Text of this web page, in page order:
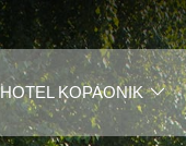
HOTEL KOPAONIK